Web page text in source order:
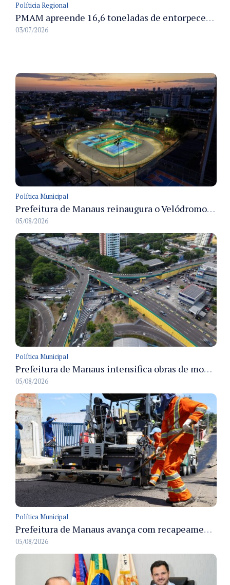
Políticia Regional
PMAM apreende 16,6 toneladas de entorpecentes e registra aumento nas prisões em flagrante e nas capturas de foragidos no primeiro semestre de 2026
03/07/2026
Política Municipal
Prefeitura de Manaus reinaugura o Velódromo Professora Alzira Campos e entrega espaço esportivo totalmente revitalizado
05/08/2026
Política Municipal
Prefeitura de Manaus intensifica obras de modernização no viaduto Miguel Arraes para ampliar segurança e acessibilidade na região
05/08/2026
Política Municipal
Prefeitura de Manaus avança com recapeamento no Parque Rio Solimões e cobre cerca de 30 ruas
05/08/2026